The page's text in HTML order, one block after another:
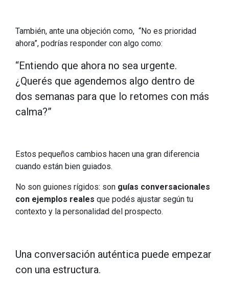
También, ante una objeción como, “No es prioridad
ahora”, podrías responder con algo como:
“Entiendo que ahora no sea urgente.
¿Querés que agendemos algo dentro de
dos semanas para que lo retomes con más
calma?”
Estos pequeños cambios hacen una gran diferencia
cuando están bien guiados.
No son guiones rígidos: son guías conversacionales
con ejemplos reales que podés ajustar según tu
contexto y la personalidad del prospecto.
Una conversación auténtica puede empezar
con una estructura.